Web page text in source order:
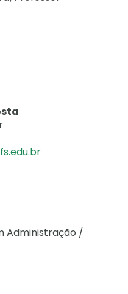
Administração /